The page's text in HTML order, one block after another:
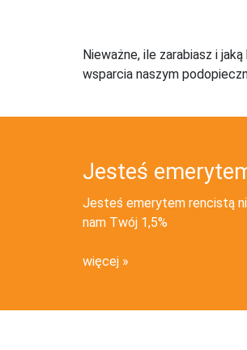
Nieważne, ile zarabiasz i
wsparcia naszym
Jesteś
Jesteś emerytem rencistą
nam Twój 1,5%
więcej